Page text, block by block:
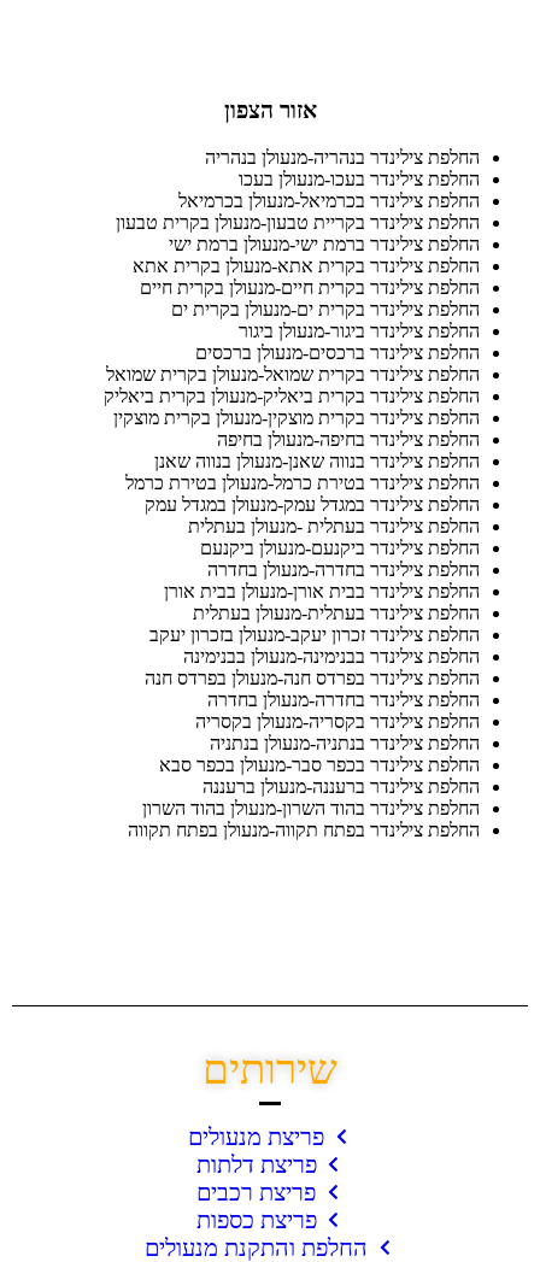
אזור הצפון
החלפת צילינדר בנהריה-מנעולן בנהריה
החלפת צילינדר בעכו-מנעולן בעכו
החלפת צילינדר בכרמיאל-מנעולן בכרמיאל
החלפת צילינדר בקריית טבעון-מנעולן בקרית טבעון
החלפת צילינדר ברמת ישי-מנעולן ברמת ישי
החלפת צילינדר בקרית אתא-מנעולן בקרית אתא
החלפת צילינדר בקרית חיים-מנעולן בקרית חיים
החלפת צילינדר בקרית ים-מנעולן בקרית ים
החלפת צילינדר ביגור-מנעולן ביגור
החלפת צילינדר ברכסים-מנעולן ברכסים
החלפת צילינדר בקרית שמואל-מנעולן בקרית שמואל
החלפת צילינדר בקרית ביאליק-מנעולן בקרית ביאליק
החלפת צילינדר בקרית מוצקין-מנעולן בקרית מוצקין
החלפת צילינדר בחיפה-מנעולן בחיפה
החלפת צילינדר בנווה שאנן-מנעולן בנווה שאנן
החלפת צילינדר בטירת כרמל-מנעולן בטירת כרמל
החלפת צילינדר במגדל עמק-מנעולן במגדל עמק
החלפת צילינדר בעתלית -מנעולן בעתלית
החלפת צילינדר ביקנעם-מנעולן ביקנעם
החלפת צילינדר בחדרה-מנעולן בחדרה
החלפת צילינדר בבית אורן-מנעולן בבית אורן
החלפת צילינדר בעתלית-מנעולן בעתלית
החלפת צילינדר זכרון יעקב-מנעולן בזכרון יעקב
החלפת צילינדר בבנימינה-מנעולן בבנימינה
החלפת צילינדר בפרדס חנה-מנעולן בפרדס חנה
החלפת צילינדר בחדרה-מנעולן בחדרה
החלפת צילינדר בקסריה-מנעולן בקסריה
החלפת צילינדר בנתניה-מנעולן בנתניה
החלפת צילינדר בכפר סבר-מנעולן בכפר סבא
החלפת צילינדר ברעננה-מנעולן ברעננה
החלפת צילינדר בהוד השרון-מנעולן בהוד השרון
החלפת צילינדר בפתח תקווה-מנעולן בפתח תקווה
שירותים
פריצת מנעולים
פריצת דלתות
פריצת רכבים
פריצת כספות
החלפת והתקנת מנעולים